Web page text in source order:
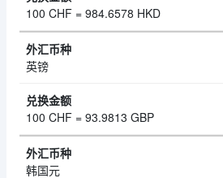
100 CHF = 984.6578 HKD
英镑
100 CHF = 93.9813 GBP
韩国元